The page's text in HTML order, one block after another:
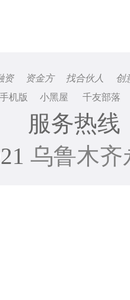
资 资金方 找合伙人
创
手机版 小黑屋 千友部落
服务热线
乌鲁木齐